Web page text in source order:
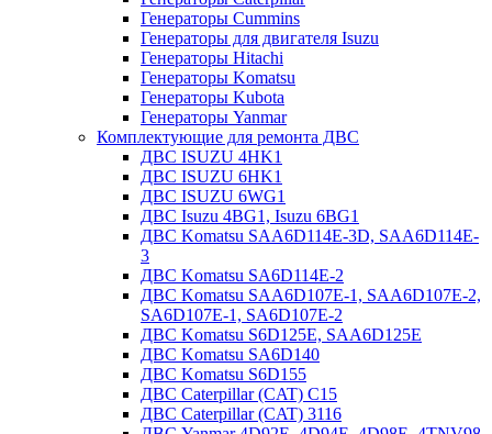
Генераторы Cummins
Генераторы для двигателя Isuzu
Генераторы Hitachi
Генераторы Komatsu
Генераторы Kubota
Генераторы Yanmar
Комплектующие для ремонта ДВС
ДВС ISUZU 4HK1
ДВС ISUZU 6HK1
ДВС ISUZU 6WG1
ДВС Isuzu 4BG1, Isuzu 6BG1
ДВС Komatsu SAA6D114E-3D, SAA6D114E-
3
ДВС Komatsu SA6D114E-2
ДВС Komatsu SAA6D107E-1, SAA6D107E-2,
SA6D107E-1, SA6D107E-2
ДВС Komatsu S6D125E, SAA6D125E
ДВС Komatsu SA6D140
ДВС Komatsu S6D155
ДВС Caterpillar (CAT) C15
ДВС Caterpillar (CAT) 3116